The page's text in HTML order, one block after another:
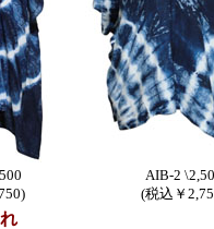
AIB-2
(税込￥